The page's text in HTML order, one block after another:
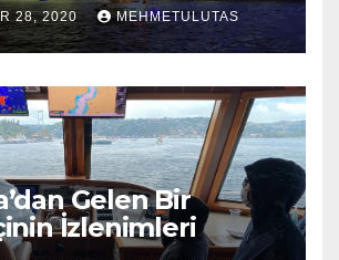
28, 2020 MEHMETULUTAS
Gelen Bir
İzlenimleri